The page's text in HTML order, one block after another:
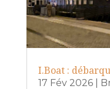
I.Boat :
17 Fév 2026|